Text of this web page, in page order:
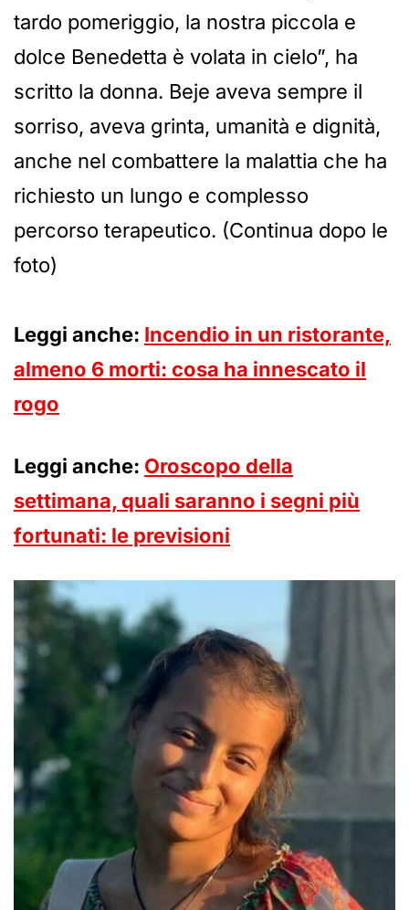
tardo pomeriggio, la nostra piccola e
dolce Benedetta è volata in cielo”, ha
scritto la donna. Beje aveva sempre il
sorriso, aveva grinta, umanità e dignità,
anche nel combattere la malattia che ha
richiesto un lungo e complesso
percorso terapeutico. (Continua dopo le
foto)
Leggi anche: Incendio in un ristorante,
almeno 6 morti: cosa ha innescato il
rogo
Leggi anche: Oroscopo della
settimana, quali saranno i segni più
fortunati: le previsioni